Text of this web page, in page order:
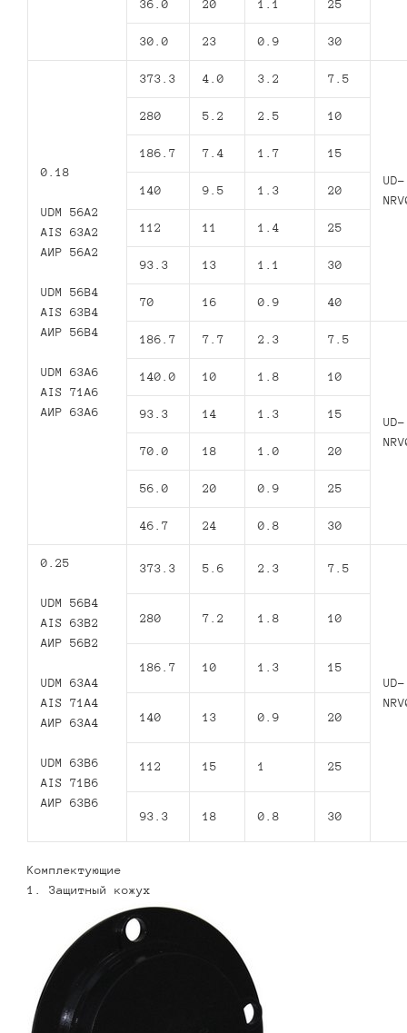
36.0 20 1.1 25
30.0 23 0.9 30
0.18
UDM 56A2
AIS 63A2
АИР 56А2
UDM 56B4
AIS 63B4
АИР 56В4
UDM 63A6
AIS 71A6
АИР 63А6
373.3 4.0 3.2 7.5
UD-
280 5.2 2.5 10
186.7 7.4 1.7 15
140 9.5 1.3 20
112 11 1.4 25
93.3 13 1.1 30
70 16 0.9 40
186.7 7.7 2.3 7.5
UD-
140.0 10 1.8 10
93.3 14 1.3 15
70.0 18 1.0 20
56.0 20 0.9 25
46.7 24 0.8 30
0.25
UDM 56B4
AIS 63B2
АИР 56В2
UDM 63A4
AIS 71A4
АИР 63А4
UDM 63B6
AIS 71B6
АИР 63В6
373.3 5.6 2.3 7.5
UD-
280 7.2 1.8 10
186.7 10 1.3 15
140 13 0.9 20
112 15 1 25
93.3 18 0.8 30
Комплектующие
1. Защитный кожух